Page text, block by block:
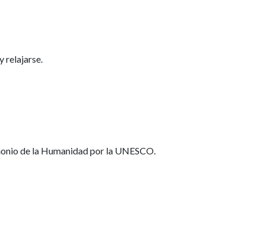
relajarse.
de la Humanidad por la UNESCO.